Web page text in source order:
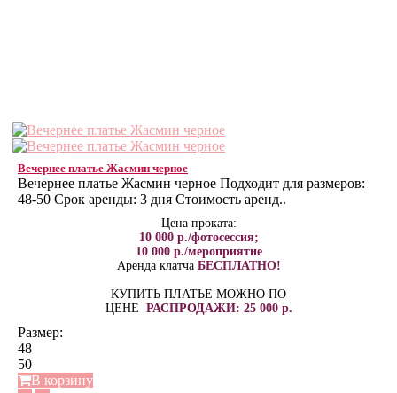
Вечернее платье Жасмин черное
Вечернее платье Жасмин черное Подходит для размеров:
48-50 Срок аренды: 3 дня Стоимость аренд..
Цена проката:
10 000 р./фотосессия;
10 000 р./мероприятие
Аренда клатча БЕСПЛАТНО!
КУПИТЬ ПЛАТЬЕ МОЖНО ПО
ЦЕНЕ РАСПРОДАЖИ: 25 000 р.
Размер:
48
50
В корзину